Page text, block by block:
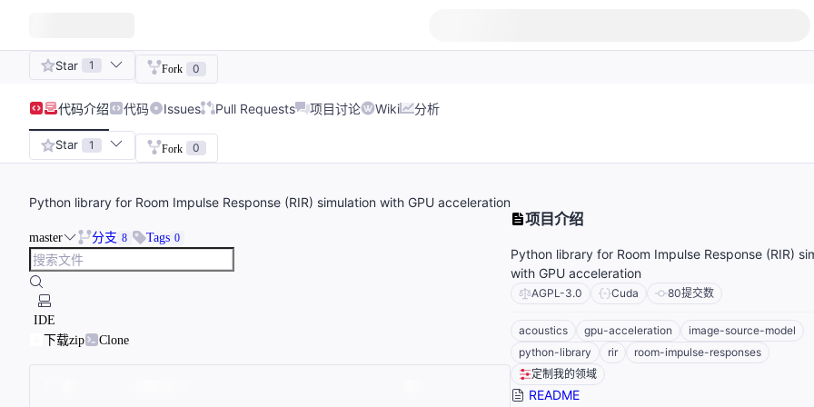
Star 1 Fork 0
代码介绍 代码 Issues Pull Requests 项目讨论 Wiki 分析
Star 1 Fork 0
Python library for Room Impulse Response (RIR) simulation with GPU acceleration
master 分支 8 Tags 0
IDE
下载zip
Clone
项目介绍
Python library for Room Impulse Response (RIR)
with GPU acceleration
AGPL-3.0 Cuda 80提交数
acoustics gpu-acceleration
image-source-model
python-library
rir
room-impulse-responses
定制我的领域
README